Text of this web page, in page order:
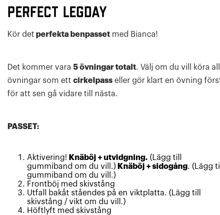
Perfect legday
Kör det perfekta benpasset med Bianca!
Det kommer vara 5 övningar totalt. Välj om du vill köra
övningar som ett cirkelpass eller gör klart en övning
för att sen gå vidare till nästa.
PASSET:
Aktivering! Knäböj + utvidgning. (Lägg till
gummiband om du vill.) Knäböj + sidogång. (Lägg
gummiband om du vill.)
Frontböj med skivstång
Utfall bakåt ståendes på en viktplatta. (Lägg till
skivstång / vikt om du vill.)
Höftlyft med skivstång